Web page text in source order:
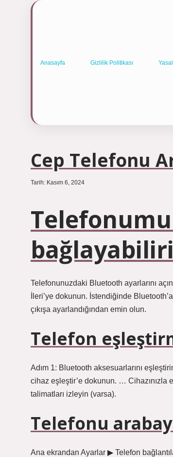
Anasayfa Gizlilik Politikası
Cep Telefonu
Tarih: Kasım 6, 2024
Telefonunuzdaki Bluetooth ayarlarını
İleri’ye dokunun. İstendiğinde
çıkışa ayarlandığından emin olun.
Telefon
Adım 1: Bluetooth aksesuarlarını
cihaz eşleştir’e dokunun. … Cihazınızla
talimatları izleyin (varsa).
Telefonu
Ana ekrandan Ayarlar ▶ Telefon